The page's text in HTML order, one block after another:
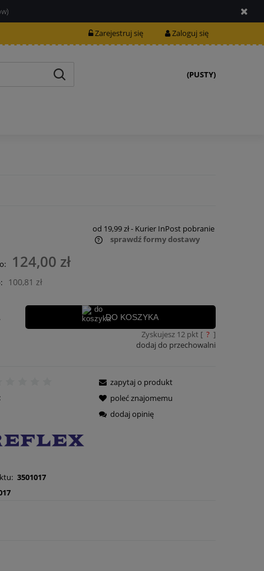
Zarejestruj się Zaloguj się
(PUSTY)
od 19,99 zł- Kurier InPost pobranie
ewentualnych kosztów
sprawdź formy dostawy
124,00 zł
100,81 zł
DO KOSZYKA
Zyskujesz 12pkt [ ? ]
dodaj do przechowalni
3501017
zapytaj o produkt
poleć znajomemu
dodaj opinię